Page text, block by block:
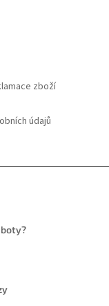
zboží
údajů